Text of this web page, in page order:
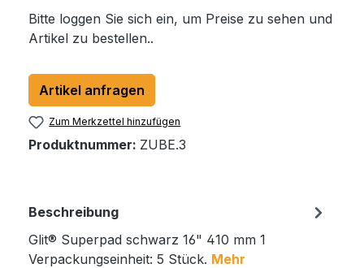
Bitte loggen Sie sich ein, um Preise zu sehen und
Artikel zu bestellen..
Artikel anfragen
Zum Merkzettel hinzufügen
Produktnummer: ZUBE.3
Beschreibung
Glit® Superpad schwarz 16" 410 mm 1
Verpackungseinheit: 5 Stück. Mehr